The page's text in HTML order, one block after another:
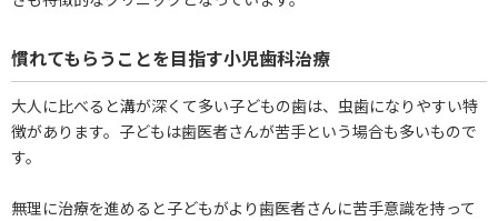
慣れてもらうことを目指す小児歯科治療
大人に比べると溝が深くて多い子どもの歯は、虫歯になりやすい特
徴があります。子どもは歯医者さんが苦手という場合も多いもので
す。
無理に治療を進めると子どもがより歯医者さんに苦手意識を持って